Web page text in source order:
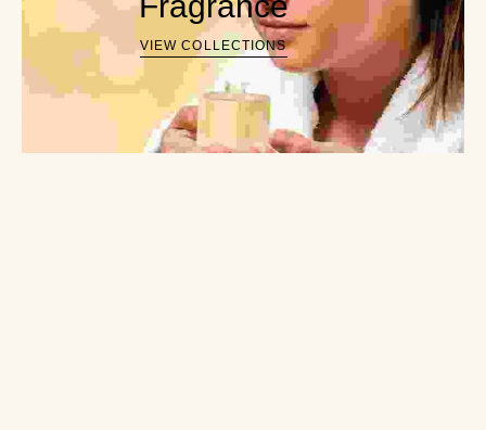
VIEW COLLECTIONS